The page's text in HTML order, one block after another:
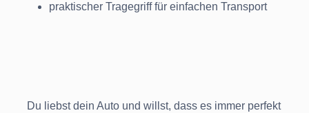
praktischer Tragegriff für einfachen Transport
Du liebst dein Auto und willst, dass es immer perfekt